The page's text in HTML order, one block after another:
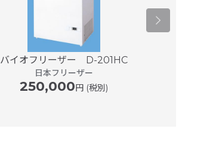
バイオフリーザー D-201HC
日本フリーザー
250,000円 (税別)